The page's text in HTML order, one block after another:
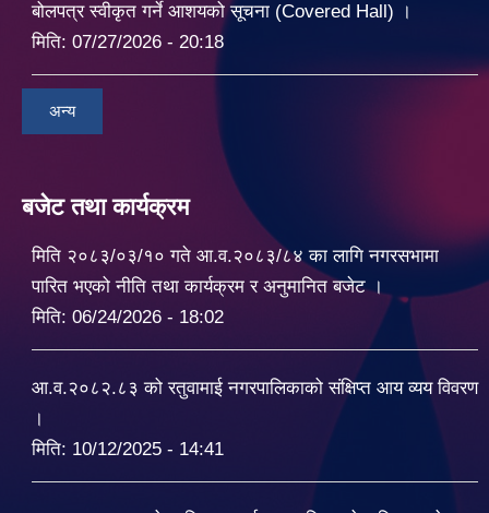
बोलपत्र स्वीकृत गर्ने आशयको सूचना (Covered Hall) ।
मिति: 07/27/2026 - 20:18
अन्य
बजेट तथा कार्यक्रम
मिति २०८३/०३/१० गते आ.व.२०८३/८४ का लागि नगरसभामा
पारित भएको नीति तथा कार्यक्रम र अनुमानित बजेट ।
मिति: 06/24/2026 - 18:02
आ.व.२०८२.८३ को रतुवामाई नगरपालिकाको संक्षिप्त आय व्यय विवरण
।
मिति: 10/12/2025 - 14:41